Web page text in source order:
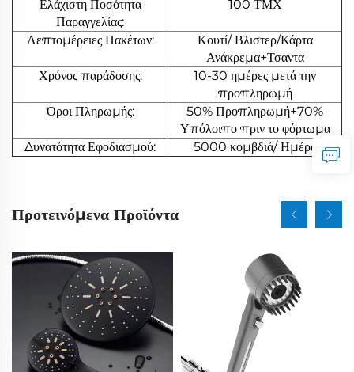
Ελάχιστη Ποσότητα
Παραγγελίας:
100 ΤΜΧ
Λεπτομέρειες Πακέτων:
Κουτί/ Βλιστερ/Κάρτα
Ανάκρεμα+Τσαντα
Χρόνος παράδοσης:
10-30 ημέρες μετά την
προπληρωμή
Όροι Πληρωμής:
50% Προπληρωμή+70%
Υπόλοιπο πριν το φόρτωμα
Δυνατότητα Εφοδιασμού:
5000 κομβδιά/ Ημέρα
Προτεινόμενα Προϊόντα